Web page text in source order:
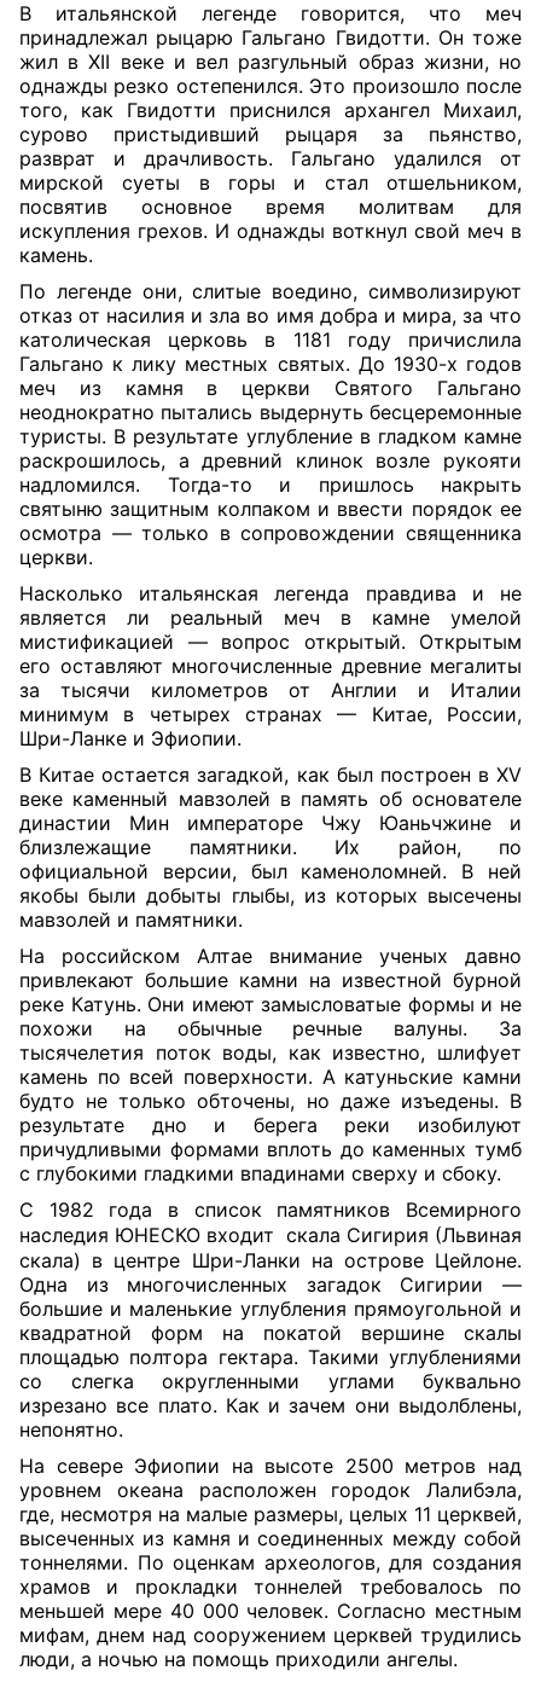
В итальянской легенде говорится, что меч
принадлежал рыцарю Гальгано Гвидотти. Он тоже
жил в XII веке и вел разгульный образ жизни, но
однажды резко остепенился. Это произошло после
того, как Гвидотти приснился архангел Михаил,
сурово пристыдивший рыцаря за пьянство,
разврат и драчливость. Гальгано удалился от
мирской суеты в горы и стал отшельником,
посвятив основное время молитвам для
искупления грехов. И однажды воткнул свой меч в
камень.
По легенде они, слитые воедино, символизируют
отказ от насилия и зла во имя добра и мира, за что
католическая церковь в 1181 году причислила
Гальгано к лику местных святых. До 1930-х годов
меч из камня в церкви Святого Гальгано
неоднократно пытались выдернуть бесцеремонные
туристы. В результате углубление в гладком камне
раскрошилось, а древний клинок возле рукояти
надломился. Тогда-то и пришлось накрыть
святыню защитным колпаком и ввести порядок ее
осмотра — только в сопровождении священника
церкви.
Насколько итальянская легенда правдива и не
является ли реальный меч в камне умелой
мистификацией — вопрос открытый. Открытым
его оставляют многочисленные древние мегалиты
за тысячи километров от Англии и Италии
минимум в четырех странах — Китае, России,
Шри-Ланке и Эфиопии.
В Китае остается загадкой, как был построен в XV
веке каменный мавзолей в память об основателе
династии Мин императоре Чжу Юаньчжине и
близлежащие памятники. Их район, по
официальной версии, был каменоломней. В ней
якобы были добыты глыбы, из которых высечены
мавзолей и памятники.
На российском Алтае внимание ученых давно
привлекают большие камни на известной бурной
реке Катунь. Они имеют замысловатые формы и не
похожи на обычные речные валуны. За
тысячелетия поток воды, как известно, шлифует
камень по всей поверхности. А катуньские камни
будто не только обточены, но даже изъедены. В
результате дно и берега реки изобилуют
причудливыми формами вплоть до каменных тумб
с глубокими гладкими впадинами сверху и сбоку.
С 1982 года в список памятников Всемирного
наследия ЮНЕСКО входит скала Сигирия (Львиная
скала) в центре Шри-Ланки на острове Цейлоне.
Одна из многочисленных загадок Сигирии —
большие и маленькие углубления прямоугольной и
квадратной форм на покатой вершине скалы
площадью полтора гектара. Такими углублениями
со слегка округленными углами буквально
изрезано все плато. Как и зачем они выдолблены,
непонятно.
На севере Эфиопии на высоте 2500 метров над
уровнем океана расположен городок Лалибэла,
где, несмотря на малые размеры, целых 11 церквей,
высеченных из камня и соединенных между собой
тоннелями. По оценкам археологов, для создания
храмов и прокладки тоннелей требовалось по
меньшей мере 40 000 человек. Согласно местным
мифам, днем над сооружением церквей трудились
люди, а ночью на помощь приходили ангелы.